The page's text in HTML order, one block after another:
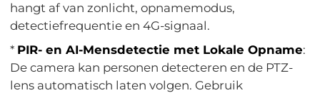
hangt af van zonlicht, opnamemodus,
detectiefrequentie en 4G-signaal.
* PIR- en AI-Mensdetectie met Lokale Opname:
De camera kan personen detecteren en de PTZ-
lens automatisch laten volgen. Gebruik